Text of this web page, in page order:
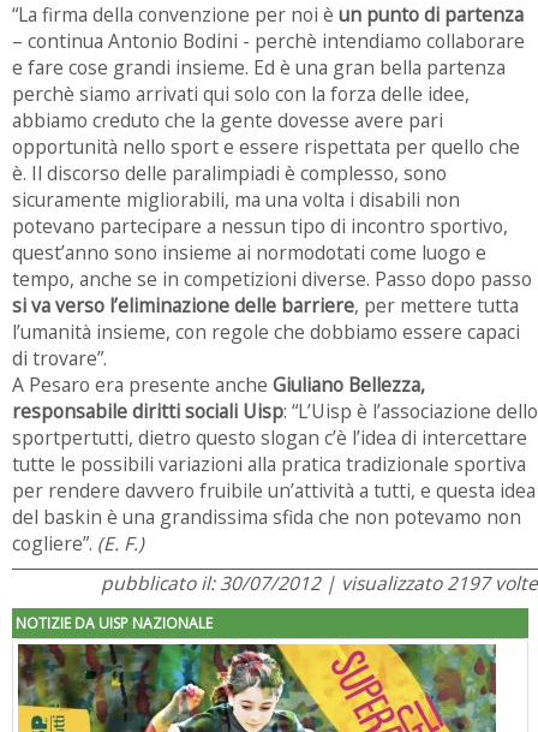
“La firma della convenzione per noi è un punto di partenza
– continua Antonio Bodini - perchè intendiamo collaborare
e fare cose grandi insieme. Ed è una gran bella partenza
perchè siamo arrivati qui solo con la forza delle idee,
abbiamo creduto che la gente dovesse avere pari
opportunità nello sport e essere rispettata per quello che
è. Il discorso delle paralimpiadi è complesso, sono
sicuramente migliorabili, ma una volta i disabili non
potevano partecipare a nessun tipo di incontro sportivo,
quest’anno sono insieme ai normodotati come luogo e
tempo, anche se in competizioni diverse. Passo dopo passo
si va verso l’eliminazione delle barriere, per mettere tutta
l’umanità insieme, con regole che dobbiamo essere capaci
di trovare”.
A Pesaro era presente anche Giuliano Bellezza,
responsabile diritti sociali Uisp: “L’Uisp è l’associazione dello
sportpertutti, dietro questo slogan c’è l’idea di intercettare
tutte le possibili variazioni alla pratica tradizionale sportiva
per rendere davvero fruibile un’attività a tutti, e questa idea
del baskin è una grandissima sfida che non potevamo non
cogliere”. (E. F.)
pubblicato il: 30/07/2012 | visualizzato 2197 volte
NOTIZIE DA UISP NAZIONALE